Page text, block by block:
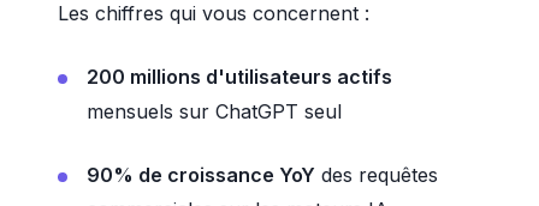
Les chiffres qui vous concernent :
200 millions d'utilisateurs actifs
mensuels sur ChatGPT seul
90% de croissance YoY des requêtes